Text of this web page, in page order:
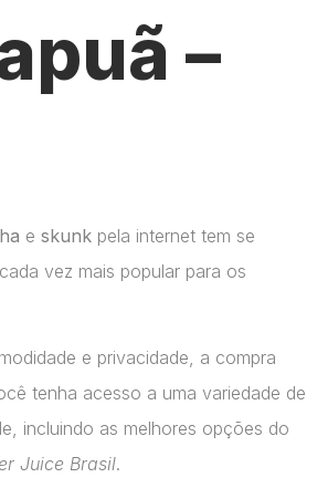
–
e skunk pela internet tem se
vez mais popular para os
e privacidade, a compra
tenha acesso a uma variedade de
incluindo as melhores opções do
Juice Brasil.